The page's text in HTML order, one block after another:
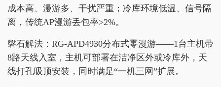
成本高、漫游多、干扰严重；冷库环境低温、信号隔
离，传统AP漫游丢包率>2%。
磐石解法：RG-APD4930分布式零漫游——1台主机带
8路天线入室，主机可部署在洁净区外或冷库外，天
线打孔吸顶安装，同时满足“一机三网”扩展。